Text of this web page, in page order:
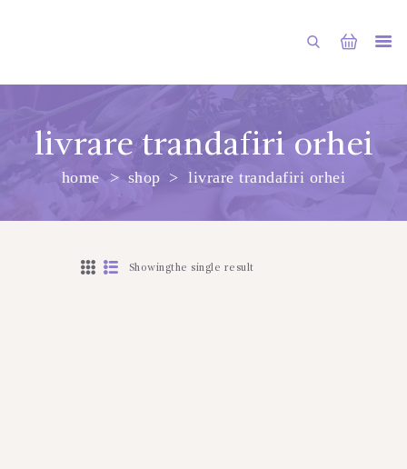
livrare trandafiri orhei
home shop livrare trandafiri orhei
ГЛАВНАЯ
МАГАЗИН
Showingthe single result